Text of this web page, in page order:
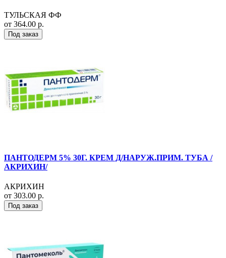
ТУЛЬСКАЯ ФФ
от 364.00 р.
Под заказ
ПАНТОДЕРМ 5% 30Г. КРЕМ Д/НАРУЖ.ПРИМ. ТУБА /
АКРИХИН/
АКРИХИН
от 303.00 р.
Под заказ